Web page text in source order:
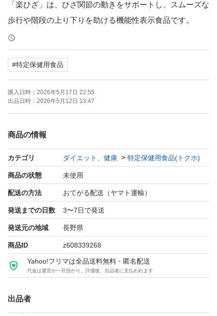
「楽ひざ」は、ひざ関節の動きをサポートし、スムーズな
歩行や階段の上り下りを助ける機能性表示食品です。
鮭鼻軟骨由来のプロテオグリカン・II型コラーゲンを配
合。1日わずか2粒（目安）と小粒で飲みやすく、続けや
すいのが特徴です。
2袋セット（合計28日分）となりますので、まずはお試し
で始めてみたい方や、ストックとして持っておきたい方に
もおすすめです。
賞味期限は2027年8月までとたっぷり余裕がございます。
【注意事項】
即購入OKです。
自宅保管品であることをご理解いただける方のみ、ご購入
をお願いいたします。
#ファンケル #FANCL #楽ひざ #プロテオグリカン #コラ
ーゲン #機能性表示食品 #サプリメント #健康食品 #ひざ
ケア #まとめ売り
#特定保健用食品
購入日時： 2026年5月17日 22:55
出品日時： 2026年5月12日 13:47
商品の情報
カテゴリ ダイエット、健康 特定保健用食品(トクホ)
商品の状態 未使用
配送の方法 おてがる配送（ヤマト運輸）
発送までの日数 3〜7日で発送
発送元の地域 長野県
商品ID z608339268
Yahoo!フリマは全品送料無料・匿名配送
代金は運営が一旦預かり、評価後、出品者に支払われます
出品者